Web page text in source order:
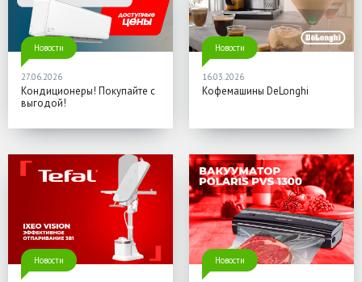
Новости
27.06.2026
Кондиционеры! Покупайте с
выгодой!
Новости
16.03.2026
Кофемашины DeLonghi
Новости Новости